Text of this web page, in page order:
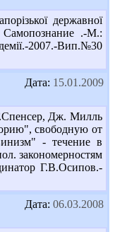
державної
Самопознание .-М.:
2007.-Вип.№30
Дата: 15.01.2009
Дж. Милль
свободную от
- течение в
закономерностям
Г.В.Осипов.-
Дата: 06.03.2008